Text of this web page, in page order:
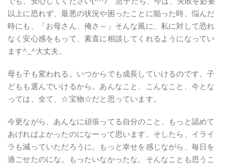
以上に恐れず、最悪の状況や困ったことに陥った時、悩んだ
時にも、「お母さん、俺さ～」そんな風に、私に対して恐れ
なく安心感をもって、素直に相談してくれるようになってい
ます^_^大丈夫。
母も子も変われる。いつからでも成長していけるのです。子
どもも選んでいけるから。あんなこと、こんなこと、今とな
っては、全て、☆宝物☆だと思っています。
今更ながら、あんなに頑張ってる自分のこと、もっと認めて
あげればよかったのになーって思います。そしたら、イライ
ラも減っていただろうに。もっと幸せを感じながら、毎日を
過ごせたのにな。もったいなかったな。そんなことも思うこ